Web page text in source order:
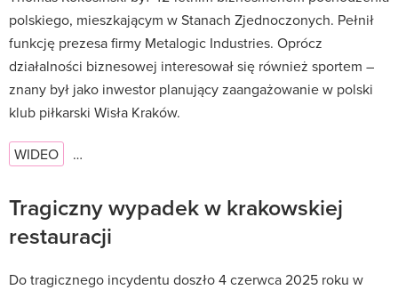
polskiego, mieszkającym w Stanach Zjednoczonych. Pełnił
funkcję prezesa firmy Metalogic Industries. Oprócz
działalności biznesowej interesował się również sportem –
znany był jako inwestor planujący zaangażowanie w polski
klub piłkarski Wisła Kraków.
WIDEO …
Tragiczny wypadek w krakowskiej
restauracji
Do tragicznego incydentu doszło 4 czerwca 2025 roku w